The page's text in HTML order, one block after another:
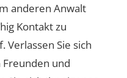
anderen Anwalt
Kontakt zu
Verlassen Sie sich
und